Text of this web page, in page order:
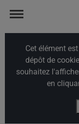
Cet élément
dépôt de
souhaitez
en